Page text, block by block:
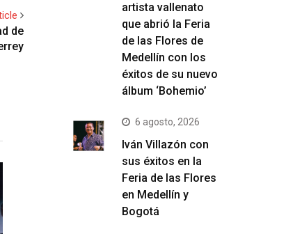
de
artista vallenato
que abrió la Feria
de las Flores de
Medellín con los
éxitos de su nuevo
álbum ‘Bohemio’
6 agosto, 2026
Iván Villazón con
sus éxitos en la
Feria de las Flores
en Medellín y
Bogotá